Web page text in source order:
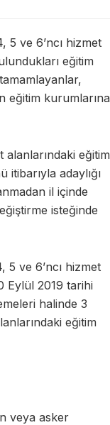
ve 6’ncı hizmet
eğitim
eğitim kurumlarına
eğitim
adaylığı
il içinde
isteğinde
ve 6’ncı hizmet
Eylül 2019 tarihi
halinde 3
eğitim
veya asker